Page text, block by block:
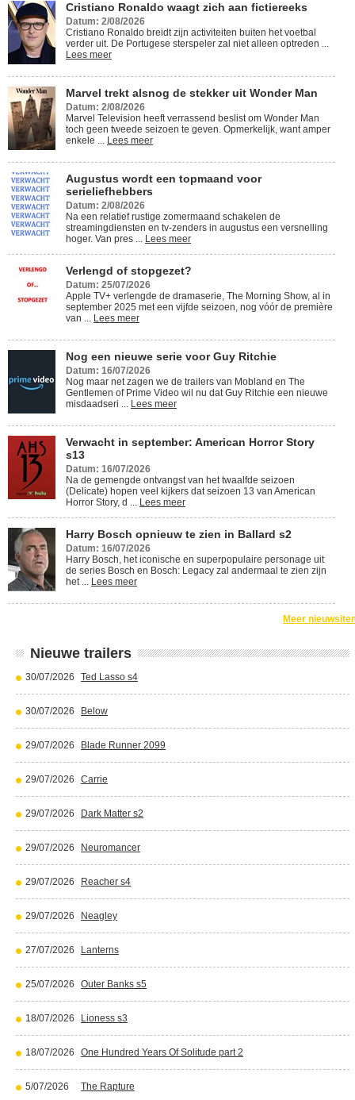
Cristiano Ronaldo waagt zich aan fictiereeks
Datum: 2/08/2026
Cristiano Ronaldo breidt zijn activiteiten buiten het voetbal
verder uit. De Portugese sterspeler zal niet alleen optreden ...
Lees meer
Marvel trekt alsnog de stekker uit Wonder Man
Datum: 2/08/2026
Marvel Television heeft verrassend beslist om Wonder Man
toch geen tweede seizoen te geven. Opmerkelijk, want amper
enkele ... Lees meer
Augustus wordt een topmaand voor
serieliefhebbers
Datum: 2/08/2026
Na een relatief rustige zomermaand schakelen de
streamingdiensten en tv-zenders in augustus een versnelling
hoger. Van pres ... Lees meer
Verlengd of stopgezet?
Datum: 25/07/2026
Apple TV+ verlengde de dramaserie, The Morning Show, al in
september 2025 met een vijfde seizoen, nog vóór de première
van ... Lees meer
Nog een nieuwe serie voor Guy Ritchie
Datum: 16/07/2026
Nog maar net zagen we de trailers van Mobland en The
Gentlemen of Prime Video wil nu dat Guy Ritchie een nieuwe
misdaadseri ... Lees meer
Verwacht in september: American Horror Story
s13
Datum: 16/07/2026
Na de gemengde ontvangst van het twaalfde seizoen
(Delicate) hopen veel kijkers dat seizoen 13 van American
Horror Story, d ... Lees meer
Harry Bosch opnieuw te zien in Ballard s2
Datum: 16/07/2026
Harry Bosch, het iconische en superpopulaire personage uit
de series Bosch en Bosch: Legacy zal andermaal te zien zijn
het ... Lees meer
Meer
Nieuwe trailers
30/07/2026 Ted Lasso s4
30/07/2026 Below
29/07/2026 Blade Runner 2099
29/07/2026 Carrie
29/07/2026 Dark Matter s2
29/07/2026 Neuromancer
29/07/2026 Reacher s4
29/07/2026 Neagley
27/07/2026 Lanterns
25/07/2026 Outer Banks s5
18/07/2026 Lioness s3
18/07/2026 One Hundred Years Of Solitude part 2
5/07/2026 The Rapture